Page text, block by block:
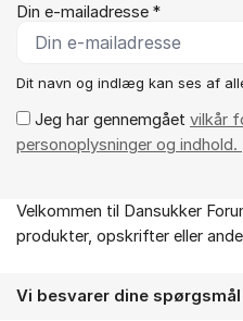
Din e-mailadresse *
Dit navn og indlæg kan ses af
Jeg har gennemgået vilkår
personoplysninger og indhold.
Om forummet
Velkommen til Dansukker
produkter, opskrifter eller
Vi besvarer dine spørgsmål